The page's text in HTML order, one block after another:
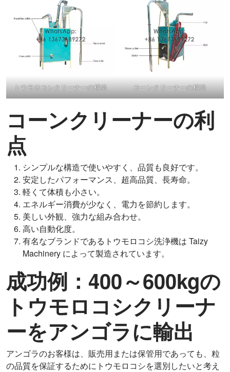
トウモロコシクリーナーの構造 コーンクリーナーの構造
コーンクリーナーの利
点
シンプルな構造で使いやすく、品質も良好です。
安定したパフォーマンス、超高品質、長寿命。
軽くて体積も小さい。
エネルギー消費が少なく、電力を節約します。
美しい外観、強力な組み合わせ。
高い自動化度。
有名なブランドであるトウモロコシ洗浄機は Taizy
Machinery によって製造されています。
成功例：400～600kgの
トウモロコシクリーナ
ーをアンゴラに輸出
アンゴラのお客様は、販売用または保管用であっても、粒
の品質を保証するためにトウモロコシを選別したいと考え